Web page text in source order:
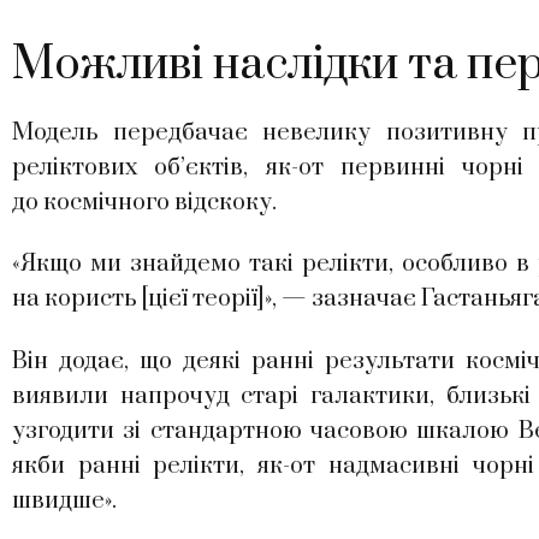
Можливі наслідки та
Модель передбачає невелику позитивну
реліктових об’єктів, як-от первинні
до космічного відскоку.
«Якщо ми знайдемо такі релікти, особливо
на користь [цієї теорії]», — зазначає
Він додає, що деякі ранні результати
виявили напрочуд старі галактики,
узгодити зі стандартною часовою шкалою
якби ранні релікти, як-от надмасивні
швидше».